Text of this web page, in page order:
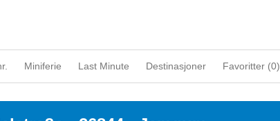
Miniferie Last Minute Destinasjoner Favoritter (0)